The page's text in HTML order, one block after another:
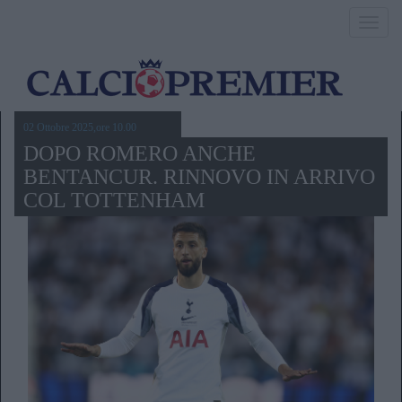
02 Ottobre 2025,ore 10.00
DOPO ROMERO ANCHE
BENTANCUR. RINNOVO IN ARRIVO
COL TOTTENHAM